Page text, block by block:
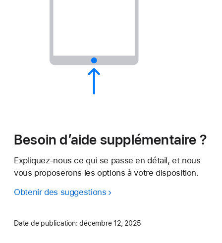
Besoin d’aide supplémentaire ?
Expliquez-nous ce qui se passe en détail, et nous
vous proposerons les options à votre disposition.
Obtenir des suggestions
Date de publication: décembre 12, 2025